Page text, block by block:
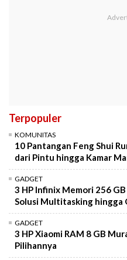
Terpopuler
KOMUNITAS
10 Pantangan Feng Shui
dari Pintu hingga Kamar
GADGET
3 HP Infinix Memori 256
Solusi Multitasking hingga
GADGET
3 HP Xiaomi RAM 8 GB
Pilihannya